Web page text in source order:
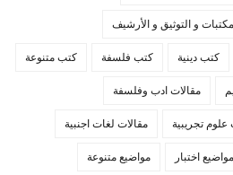
و التوثيق و الأرشيف
كتب دينية كتب فلسفة كتب متنوعة
مقالات ادب وفلسفة
علوم تجريبية مقالات لغات اجنبية
مواضيع اختبار مواضيع متنوعة